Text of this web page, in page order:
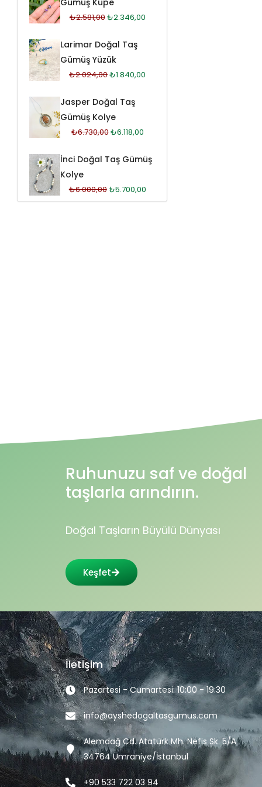
Gümüş Küpe
₺2.581,00₺2.346,00
Larimar Doğal Taş
Gümüş Yüzük
₺2.024,00₺1.840,00
Jasper Doğal Taş
Gümüş Kolye
₺6.730,00₺6.118,00
İnci Doğal Taş Gümüş
Kolye
₺6.000,00₺5.700,00
Ruhunuzu saf ve doğal
taşlarla arındırın.
Doğal Taşların Büyülü Dünyası
Keşfet
İletişim
Pazartesi - Cumartesi: 10:00 - 19:30
info@ayshedogaltasgumus.com
Alemdağ Cd. Atatürk Mh. Nefis Sk. 5/A
34764 Ümraniye/İstanbul
+90 533 722 03 94